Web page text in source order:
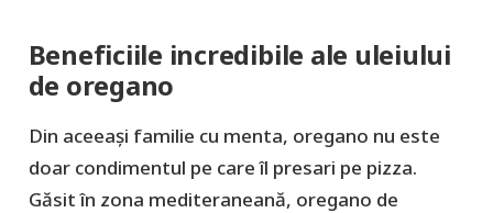
Beneficiile incredibile ale uleiului
de oregano
Din aceeași familie cu menta, oregano nu este
doar condimentul pe care îl presari pe pizza.
Găsit în zona mediteraneană, oregano de